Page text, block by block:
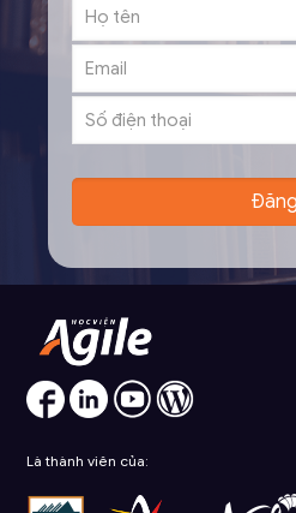
Là thành viên của: